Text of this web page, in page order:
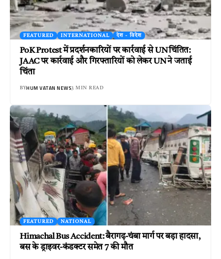
FEATURED INTERNATIONAL देश - विदेश
PoK Protest में प्रदर्शनकारियों पर कार्रवाई से UN चिंतित:
JAAC पर कार्रवाई और गिरफ्तारियों को लेकर UN ने जताई
चिंता
BYHUM VATAN NEWS3 MIN READ
FEATURED NATIONAL
Himachal Bus Accident: बैरागढ़-चंबा मार्ग पर बड़ा हादसा,
बस के ड्राइवर-कंडक्टर समेत 7 की मौत